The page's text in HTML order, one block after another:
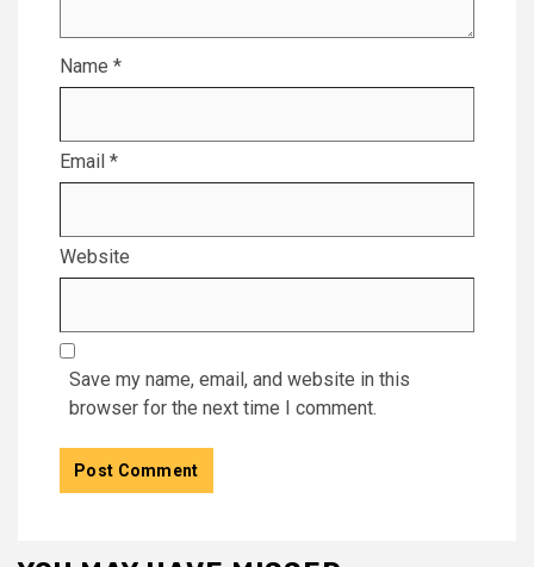
Name *
Email *
Website
Save my name, email, and website in this
browser for the next time I comment.